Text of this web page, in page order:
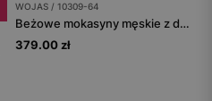
WOJAS / 10309-64
Beżowe mokasyny męskie z dwoiny
379.00 zł